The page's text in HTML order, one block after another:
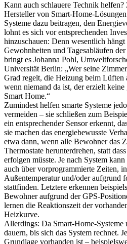
Kann auch schlauere Technik
Hersteller von Smart-Home-
Systeme dazu beitragen, den
lohnt es sich vor entsprechenden
hinzuschauen: Denn wesentlich
Gewohnheiten und Tagesabläufen
bringt es Johanna Pohl,
Universität Berlin: „Wer seine
Grad regelt, die Heizung beim Lüften
wenn niemand da ist, der erzielt
Smart Home.“
Zumindest helfen smarte Systeme
vermeiden – sie schließen zum
ein entsprechender Sensor erkennt,
sie machen das energiebewusste
etwa dann, wenn alle Bewohner das
Thermostate herunterdrehen, statt
erfolgen müsste. Je nach System
auch über vorprogrammierte Zeiten,
Außentemperatur und/oder aufgrund
stattfinden. Letztere erkennen
Bewohner aufgrund der GPS-
lernen die Reaktionszeit der
Heizkurve.
Allerdings: Da Smart-Home-Systeme
dauern, bis sich das System rechnet.
Grundlage vorhanden ist –